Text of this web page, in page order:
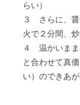
らい）
３ さらに、醤
火で２分間、炒
４ 温かいまま
と合わせて真
い）のできあが